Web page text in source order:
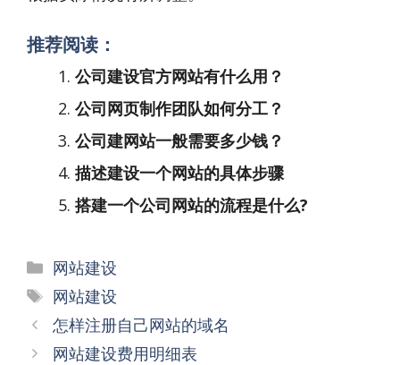
推荐阅读：
公司建设官方网站有什么用？
公司网页制作团队如何分工？
公司建网站一般需要多少钱？
描述建设一个网站的具体步骤
搭建一个公司网站的流程是什么?
分
类
网站建设
标
签
网站建设
文
章
怎样注册自己网站的域名
网站建设费用明细表